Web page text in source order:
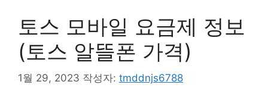
토스 모바일 요금제 정보
(토스 알뜰폰 가격)
1월 29, 2023 작성자: tmddnjs6788